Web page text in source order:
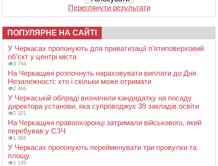
Переглянути результати
ПОПУЛЯРНЕ НА САЙТІ
У Черкасах пропонують для приватизації п’ятиповерховий
об’єкт у центрі міста
3 744
На Черкащині розпочнуть нараховувати виплати до Дня
Незалежності: хто і скільки може отримати
2 466
У Черкаській облраді визначили кандидатку на посаду
директора установи, яка супроводжує 39 закладів освіти
2 321
На Черкащині правоохоронці затримали військового, який
перебував у СЗЧ
1 365
У Черкасах пропонують перейменувати три провулки та
площу
1 189